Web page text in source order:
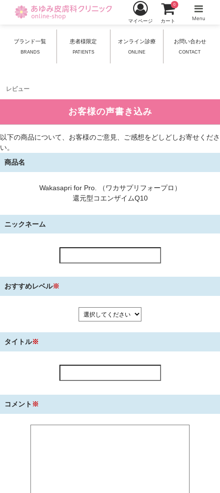
ブランド一覧
BRANDS
患者様限定
PATIENTS
オンライン診療
ONLINE
お問い合わせ
CONTACT
レビュー
マイページ カート
0
Menu
お客様の声書き込み
以下の商品について、お客様のご意見、ご感想をどしどしお寄せくださ
い。
商品名
Wakasapri for Pro. （ワカサプリフォープロ）
還元型コエンザイムQ10
ニックネーム
おすすめレベル※
タイトル※
コメント ※